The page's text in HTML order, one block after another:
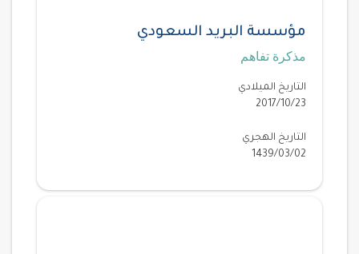
مؤسسة البريد السعودي
مذكرة تفاهم
التاريخ الميلادي
2017/10/23
التاريخ الهجري
1439/03/02